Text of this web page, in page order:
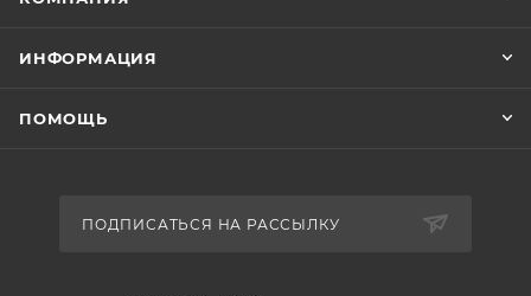
ИНФОРМАЦИЯ
ПОМОЩЬ
ПОДПИСАТЬСЯ НА РАССЫЛКУ